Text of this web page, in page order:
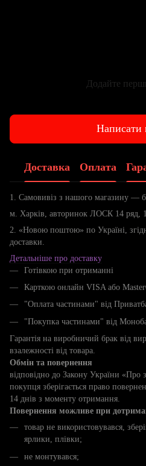
Додайте
Написати
Доставка Оплата
1. Самовивіз з нашого магазину —
м. Харків, авторинок ЛОСК 14 ряд,
2. «Новою поштою» по Україні,
доставки.
Детальніше про доставку
Готівкою при отриманні
Карткою онлайн VISA або
"Оплата частинами" від
"Покупка частинами" від
Гарантія на виробничий брак від
взалежності від товара.
Обмін та повернення
відповідно до Закону України «Про
покупця зберігається право
14 днів з моменту отримання.
Повернення можливе при
товар не використовувався,
ярлики, плівки;
не монтувався;